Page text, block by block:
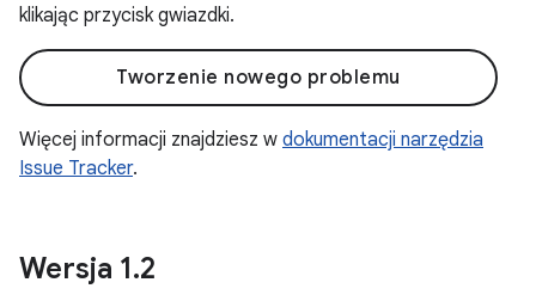
klikając przycisk gwiazdki.
Tworzenie nowego problemu
Więcej informacji znajdziesz w dokumentacji narzędzia
Issue Tracker.
Wersja 1.2